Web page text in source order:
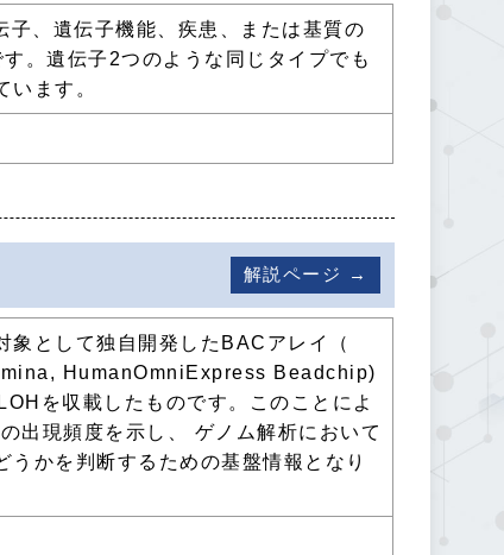
、遺伝子機能、疾患、または基質の
。遺伝子2つのような同じタイプでも
います。
象として独自開発したBACアレイ（
HumanOmniExpress Beadchip)
を収載したものです。このことによ
出現頻度を示し、 ゲノム解析において
かを判断するための基盤情報となり
解説ページ →